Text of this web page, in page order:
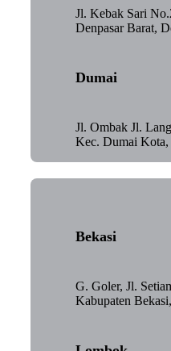
Jl. Kebak Sari
Denpasar Barat,
Dumai
Jl. Ombak Jl.
Kec. Dumai
Bekasi
G. Goler, Jl.
Kabupaten